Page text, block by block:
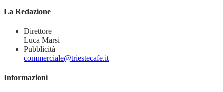
La Redazione
Direttore
Luca Marsi
Pubblicità
commerciale@triestecafe.it
Informazioni